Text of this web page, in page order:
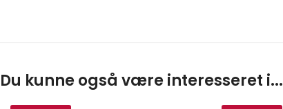
Du kunne også være interesseret i...